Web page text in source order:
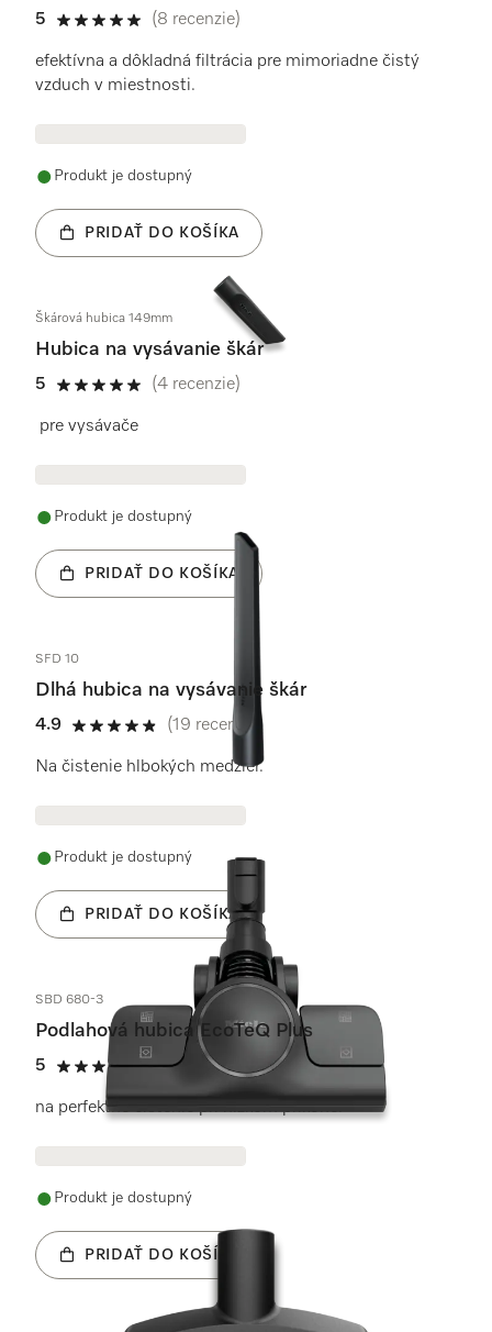
5
5 / 5
(8 recenzie)
efektívna a dôkladná filtrácia pre mimoriadne čistý
vzduch v miestnosti.
Produkt je dostupný
PRIDAŤ DO KOŠÍKA
Škárová hubica 149mm
Hubica na vysávanie škár
5
5 / 5
(4 recenzie)
pre vysávače
Produkt je dostupný
PRIDAŤ DO KOŠÍKA
SFD 10
Dlhá hubica na vysávanie škár
4.9
4.9 / 5
(19 recenzie)
Na čistenie hlbokých medzier.
Produkt je dostupný
PRIDAŤ DO KOŠÍKA
SBD 680-3
Podlahová hubica EcoTeQ Plus
5
5 / 5
(16 recenzie)
na perfektné čistenie pri nízkom príkone.
Produkt je dostupný
PRIDAŤ DO KOŠÍKA